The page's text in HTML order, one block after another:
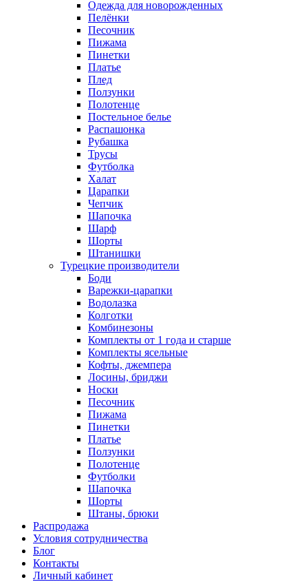
Одежда для новорожденных
Пелёнки
Песочник
Пижама
Пинетки
Платье
Плед
Ползунки
Полотенце
Постельное белье
Распашонка
Рубашка
Трусы
Футболка
Халат
Царапки
Чепчик
Шапочка
Шарф
Шорты
Штанишки
Турецкие производители
Боди
Варежки-царапки
Водолазка
Колготки
Комбинезоны
Комплекты от 1 года и старше
Комплекты ясельные
Кофты, джемпера
Лосины, бриджи
Носки
Песочник
Пижама
Пинетки
Платье
Ползунки
Полотенце
Футболки
Шапочка
Шорты
Штаны, брюки
Распродажа
Условия сотрудничества
Блог
Контакты
Личный кабинет